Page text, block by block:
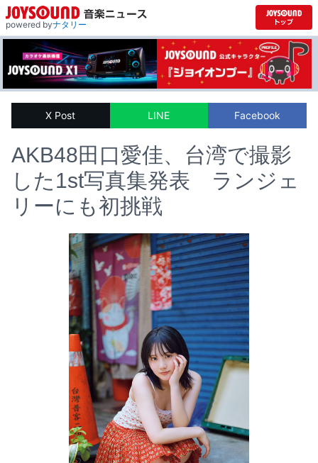
powered byナタリー
X Post LINE Facebook
AKB48田口愛佳、台湾で撮影
した1st写真集発表 ランジェ
リーにも初挑戦